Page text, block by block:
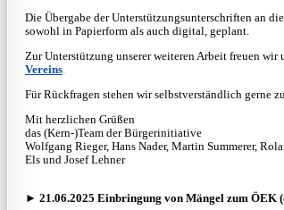
Die Übergabe der Unterstützungsunterschriften an
sowohl in Papierform als auch digital, geplant.
Zur Unterstützung unserer weiteren Arbeit freuen
Vereins
Für Rückfragen stehen wir selbstverständlich gerne
Mit herzlichen Grüßen
das (Kern-)Team der Bürgerinitiative
Wolfgang Rieger, Hans Nader, Martin Summerer,
Els und Josef Lehner
► 21.06.2025 Einbringung von Mängel zum ÖEK